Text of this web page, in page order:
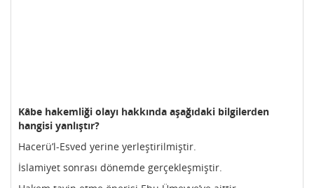
Kâbe hakemliği olayı hakkında aşağıdaki bilgilerden
hangisi yanlıştır?
Hacerü’l-Esved yerine yerleştirilmiştir.
İslamiyet sonrası dönemde gerçekleşmiştir.